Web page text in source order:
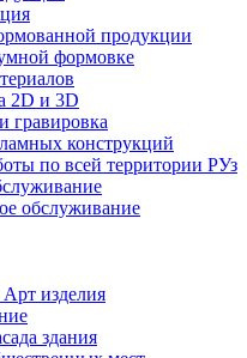
продукции
формовке
2D и 3D
гравировка
конструкций
по всей территории РУз
обслуживание
изделия
здания